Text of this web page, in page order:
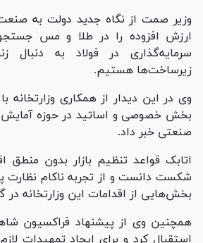
وزیر صمت از نگاه جدید دولت به صنعت
ارزش افزوده را در طلا و مس
سرمایه‌گذاری در فولاد به دنبال
زیرساخت‌ها هستیم.
وی در این دیدار از همکاری وزارتخانه
بخش خصوصی و اساتید در حوزه آمایش
صنعتی خبر داد.
اتابک قواعد تنظیم بازار بدون منطق
شکست دانست و از تجربه ناکام نظارت
بخش‌هایی از اقدامات این وزارتخانه
همچنین وی از پیشنهاد فراکسیون
استقبال کرد و برای ایجاد تمهیدات